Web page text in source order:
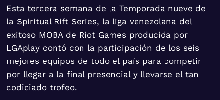
Esta tercera semana de la Temporada nueve de
la Spiritual Rift Series, la liga venezolana del
exitoso MOBA de Riot Games producida por
LGAplay contó con la participación de los seis
mejores equipos de todo el país para competir
por llegar a la final presencial y llevarse el tan
codiciado trofeo.